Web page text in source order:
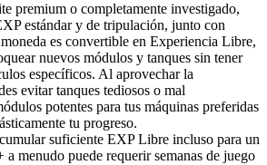
premium o completamente investigado,
estándar y de tripulación, junto con
es convertible en Experiencia Libre,
nuevos módulos y tanques sin tener
específicos. Al aprovechar la
evitar tanques tediosos o mal
potentes para tus máquinas preferidas
tu progreso.
suficiente EXP Libre incluso para un
menudo puede requerir semanas de juego